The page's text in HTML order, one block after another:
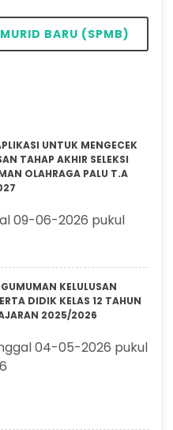
BARU (SPMB)
UNTUK MENGECEK
TAHAP AKHIR SELEKSI
OLAHRAGA PALU T.A
09-06-2026 pukul
KELULUSAN
DIDIK KELAS 12 TAHUN
2025/2026
04-05-2026 pukul